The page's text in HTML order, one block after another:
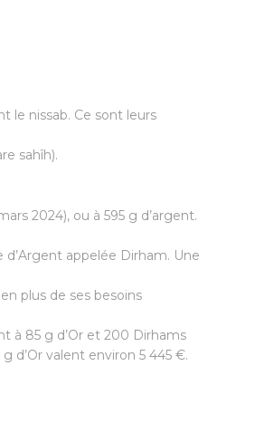
le nissab. Ce sont leurs
sahîh).
2024), ou à 595 g d’argent.
appelée Dirham. Une
plus de ses besoins
à 85 g d’Or et 200 Dirhams
d’Or valent environ 5 445 €.